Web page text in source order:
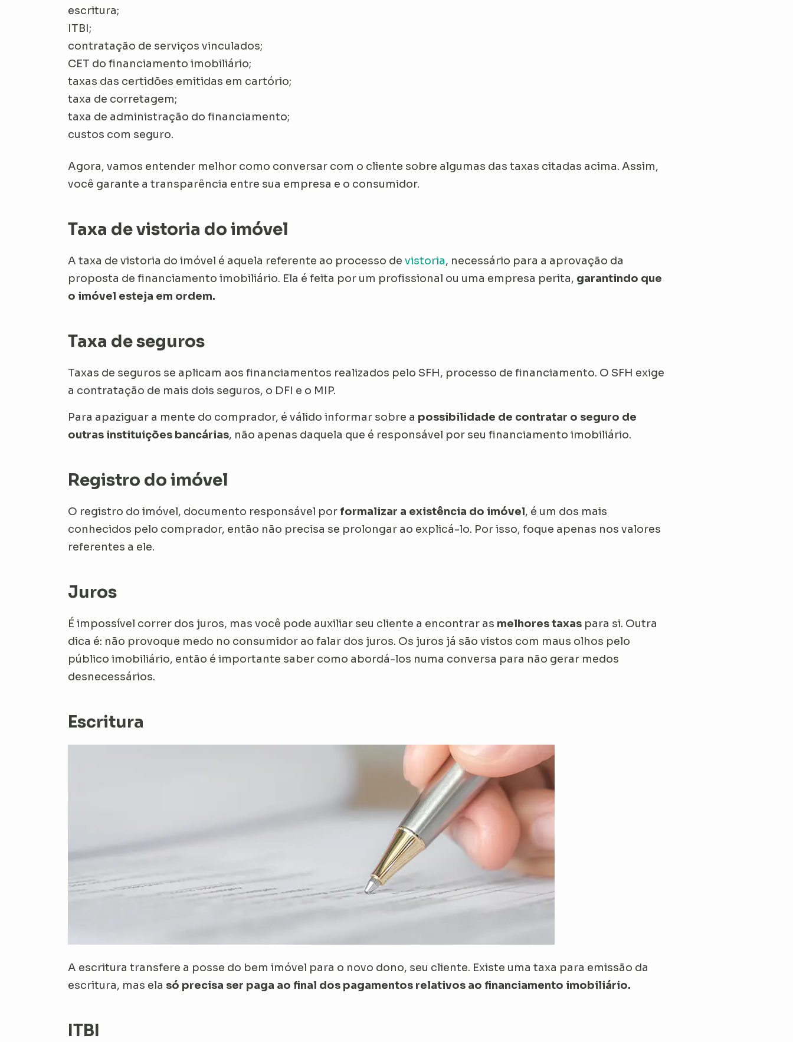
escritura;
ITBI;
contratação de serviços vinculados;
CET do financiamento imobiliário;
taxas das certidões emitidas em cartório;
taxa de corretagem;
taxa de administração do financiamento;
custos com seguro.
Agora, vamos entender melhor como conversar com o cliente sobre algumas das taxas citadas acima. Assim,
você garante a transparência entre sua empresa e o consumidor.
Taxa de vistoria do imóvel
A taxa de vistoria do imóvel é aquela referente ao processo de vistoria, necessário para a aprovação da
proposta de financiamento imobiliário. Ela é feita por um profissional ou uma empresa perita, garantindo que
o imóvel esteja em ordem.
Taxa de seguros
Taxas de seguros se aplicam aos financiamentos realizados pelo SFH, processo de financiamento. O SFH exige
a contratação de mais dois seguros, o DFI e o MIP.
Para apaziguar a mente do comprador, é válido informar sobre a possibilidade de contratar o seguro de
outras instituições bancárias, não apenas daquela que é responsável por seu financiamento imobiliário.
Registro do imóvel
O registro do imóvel, documento responsável porformalizar a existência do imóvel, é um dos mais
conhecidos pelo comprador, então não precisa se prolongar ao explicá-lo. Por isso, foque apenas nos valores
referentes a ele.
Juros
É impossível correr dos juros, mas você pode auxiliar seu cliente a encontrar as melhores taxas para si. Outra
dica é: não provoque medo no consumidor ao falar dos juros. Os juros já são vistos com maus olhos pelo
público imobiliário, então é importante saber como abordá-los numa conversa para não gerar medos
desnecessários.
Escritura
A escritura transfere a posse do bem imóvel para o novo dono, seu cliente. Existe uma taxa para emissão da
escritura, mas ela só precisa ser paga ao final dos pagamentos relativos ao financiamento imobiliário.
ITBI